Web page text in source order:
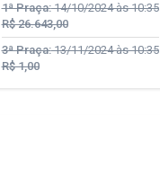
1ª Praça:14/10/2024 às 10:35
R$ 26.643,00
3ª Praça:13/11/2024 às 10:35
R$ 1,00